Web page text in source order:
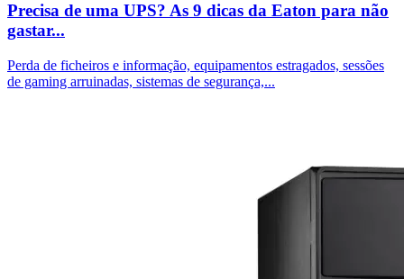
Precisa de uma UPS? As 9 dicas da Eaton para não
gastar...
Perda de ficheiros e informação, equipamentos estragados, sessões
de gaming arruinadas, sistemas de segurança,...